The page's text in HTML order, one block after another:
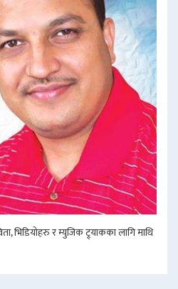
भिडियोहरु र म्युजिक ट्र्याकका लागि माथि